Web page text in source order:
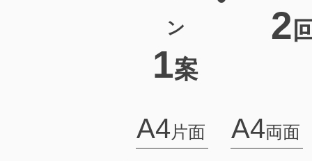
ン
1案
2
A4片面 A4両面